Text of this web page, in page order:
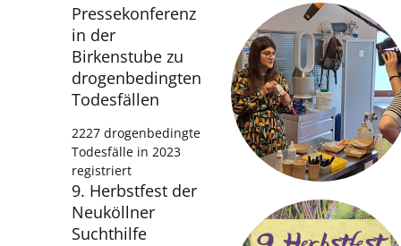
Presse­konferenz
in der
Birkenstube zu
drogenbedingten
Todesfällen
2227 drogenbedingte
Todesfälle in 2023
registriert
9. Herbstfest der
Neuköllner
Suchthilfe